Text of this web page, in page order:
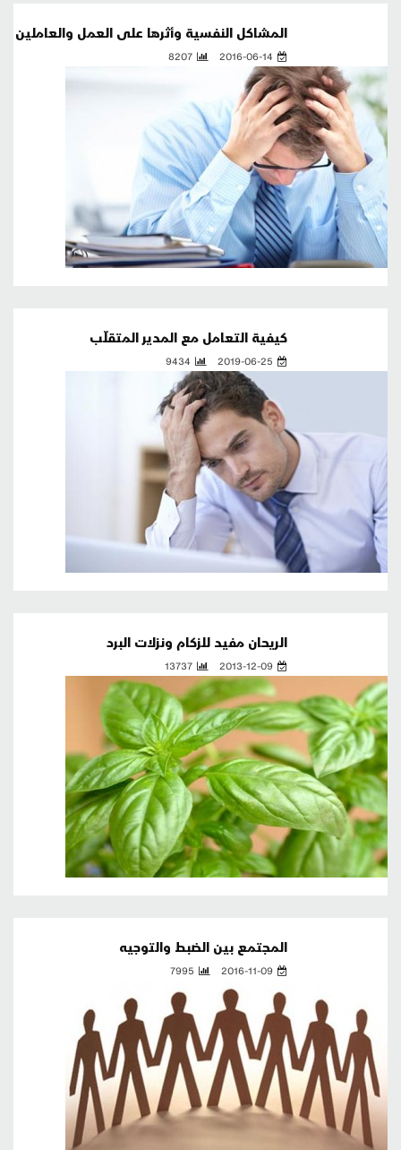
المشاكل النفسية وأثرها على العمل والعاملين
2016-06-14
8207
كيفية التعامل مع المدير المتقلّب
2019-06-25
9434
الريحان مفيد للزكام ونزلات البرد
2013-12-09
13737
المجتمع بين الضبط والتوجيه
2016-11-09
7995